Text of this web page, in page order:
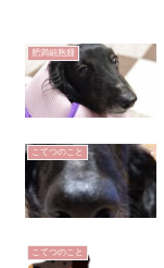
肥満細胞腫
こてつのこと
こてつのこと